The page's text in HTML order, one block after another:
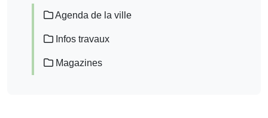
Agenda de la ville
Infos travaux
Magazines